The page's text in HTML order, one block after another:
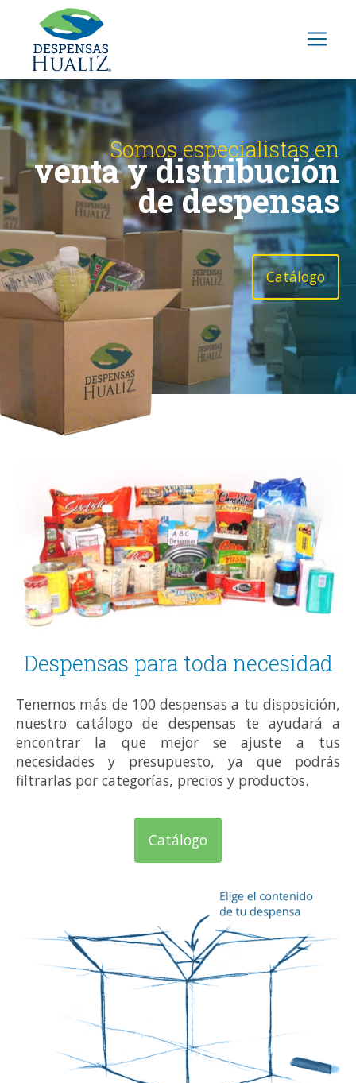
Somos especialistas en
venta y distribución
de despensas
Catálogo
Despensas para toda necesidad
Tenemos más de 100 despensas a tu disposición,
nuestro catálogo de despensas te ayudará a
encontrar la que mejor se ajuste a tus
necesidades y presupuesto, ya que podrás
filtrarlas por categorías, precios y productos.
Catálogo